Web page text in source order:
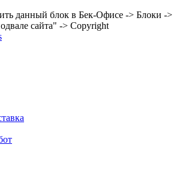
данный блок в Бек-Офисе -> Блоки ->
сайта" -> Copyright